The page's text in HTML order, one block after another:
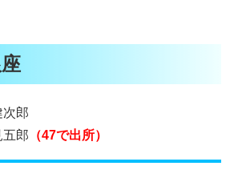
郎
郎 （47で出所）